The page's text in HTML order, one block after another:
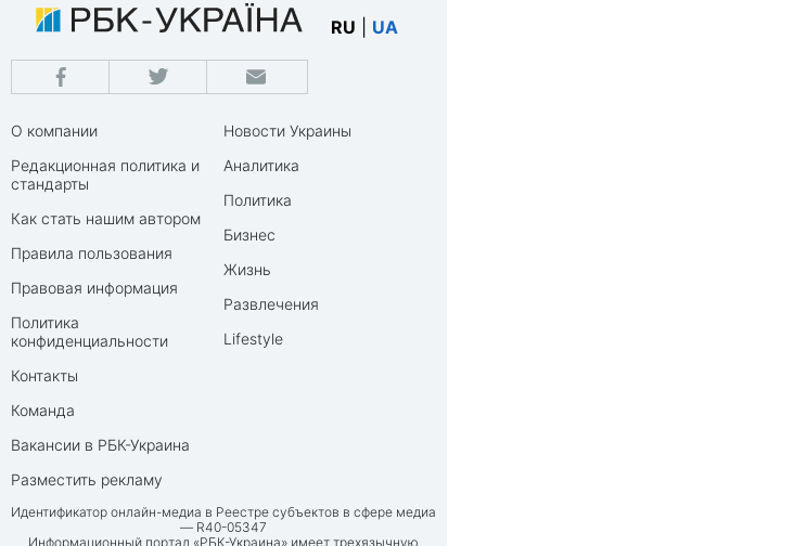
RU UA
О компании
Редакционная политика и
стандарты
Как стать нашим автором
Правила пользования
Правовая информация
Политика
конфиденциальности
Контакты
Команда
Вакансии в РБК-Украина
Разместить рекламу
Новости Украины
Аналитика
Политика
Бизнес
Жизнь
Развлечения
Lifestyle
Идентификатор онлайн-медиа в Реестре субъектов в сфере медиа
— R40-05347
Информационный портал «РБК-Украина» имеет трехязычную